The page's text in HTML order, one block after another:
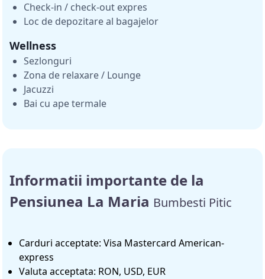
Check-in / check-out expres
Loc de depozitare al bagajelor
Wellness
Sezlonguri
Zona de relaxare / Lounge
Jacuzzi
Bai cu ape termale
Informatii importante de la
Pensiunea La Maria Bumbesti Pitic
Carduri acceptate: Visa Mastercard American-
express
Valuta acceptata: RON, USD, EUR